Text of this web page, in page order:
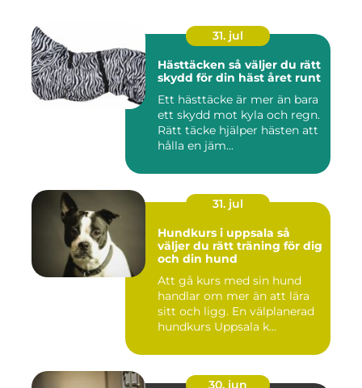
31. jul
Hästtäcken så väljer du rätt
skydd för din häst året runt
Ett hästtäcke är mer än bara
ett skydd mot kyla och regn.
Rätt täcke hjälper hästen att
hålla en jäm...
31. jul
Hundkurs i uppsala så
väljer du rätt träning för dig
och din hund
Att gå kurs med sin hund
handlar om mer än att lära
sitt och ligg. En välplanerad
hundkurs Uppsala k...
30. jun